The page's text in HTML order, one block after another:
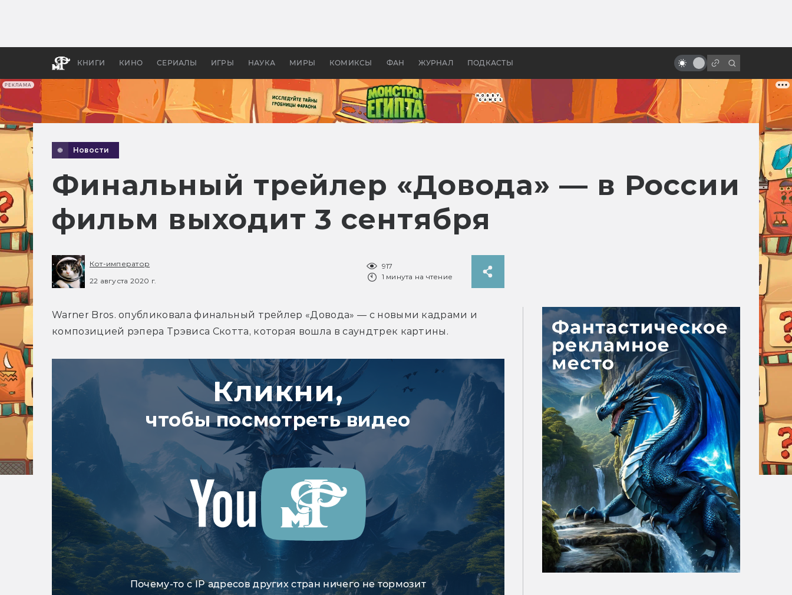
РЕКЛАМА
КНИГИ КИНО СЕРИАЛЫ ИГРЫ НАУКА МИРЫ КОМИКСЫ ФАН ЖУРНАЛ ПОДКАСТЫ
апокалипсис, в России —
бы «Властелина колец»
великих режиссёров
Новости
Финальный трейлер «Довода» — в России
фильм выходит 3 сентября
Кот-император
22 августа 2020 г.
917
1 минута на чтение
Warner Bros. опубликовала финальный трейлер «Довода» — с новыми кадрами и
композицией рэпера Трэвиса Скотта, которая вошла в саундтрек картины.
Кликни,
чтобы посмотреть видео
Почему-то с IP адресов других стран ничего не тормозит